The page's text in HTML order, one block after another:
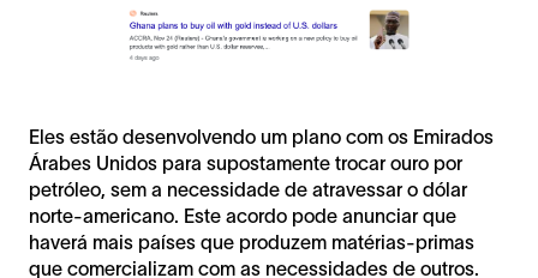
Eles estão desenvolvendo um plano com os Emirados
Árabes Unidos para supostamente trocar ouro por
petróleo, sem a necessidade de atravessar o dólar
norte-americano. Este acordo pode anunciar que
haverá mais países que produzem matérias-primas
que comercializam com as necessidades de outros.